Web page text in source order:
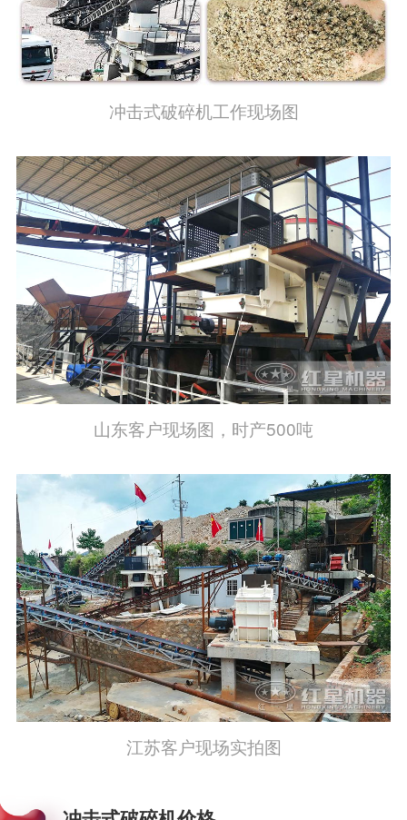
冲击式破碎机工作现场图
山东客户现场图，时产500吨
江苏客户现场实拍图